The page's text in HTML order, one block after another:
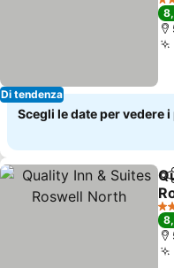
Di tendenza
3
Scegli le date per vedere
3